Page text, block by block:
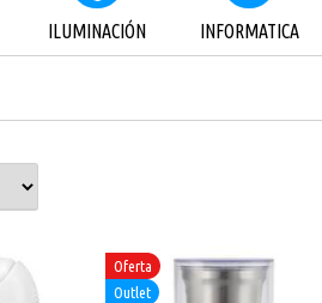
ILUMINACIÓN INFORMATICA
Oferta
Outlet